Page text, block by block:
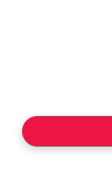
지속가능경영